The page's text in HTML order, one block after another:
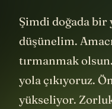
Şimdi doğada bir
düşünelim.
tırmanmak
yola çıkıyoruz.
yükseliyor.